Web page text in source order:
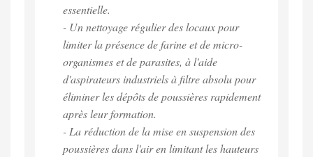
essentielle.
- Un nettoyage régulier des locaux pour
limiter la présence de farine et de micro-
organismes et de parasites, à l'aide
d'aspirateurs industriels à filtre absolu pour
éliminer les dépôts de poussières rapidement
après leur formation.
- La réduction de la mise en suspension des
poussières dans l'air en limitant les hauteurs